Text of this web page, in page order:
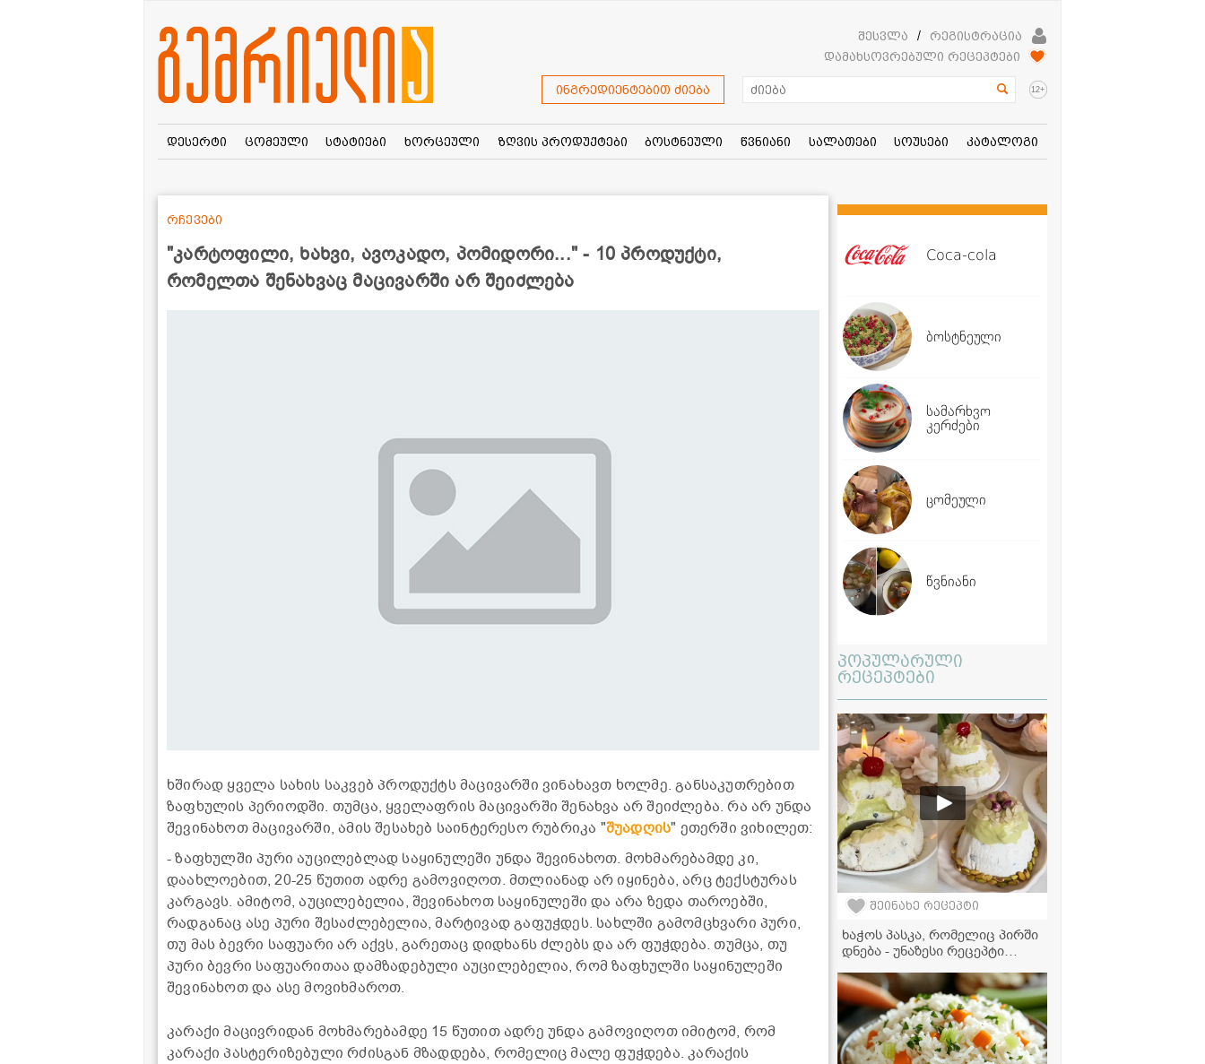
შესვლა /
რეგისტრაცია
დამახსოვრებული რეცეპტები
ინგრედიენტებით ძიება 12+
დესერტი ცომეული სტატიები ხორცეული ზღვის პროდუქტები ბოსტნეული წვნიანი სალათები სოუსები კატალოგი
"კარტოფილი, ხახვი, ავოკადო, პომიდორი..." - 10 პროდუქტი,
რომელთა შენახვაც მაცივარში არ შეიძლება
რჩევები
ხშირად ყველა სახის საკვებ პროდუქტს მაცივარში ვინახავთ ხოლმე. განსაკუთრებით
ზაფხულის პერიოდში. თუმცა, ყველაფრის მაცივარში შენახვა არ შეიძლება. რა არ უნდა
შევინახოთ მაცივარში, ამის შესახებ საინტერესო რუბრიკა "შუადღის" ეთერში ვიხილეთ:
- ზაფხულში პური აუცილებლად საყინულეში უნდა შევინახოთ. მოხმარებამდე კი,
დაახლოებით, 20-25 წუთით ადრე გამოვიღოთ. მთლიანად არ იყინება, არც ტექსტურას
კარგავს. ამიტომ, აუცილებელია, შევინახოთ საყინულეში და არა ზედა თაროებში,
რადგანაც ასე პური შესაძლებელია, მარტივად გაფუჭდეს. სახლში გამომცხვარი პური,
თუ მას ბევრი საფუარი არ აქვს, გარეთაც დიდხანს ძლებს და არ ფუჭდება. თუმცა, თუ
პური ბევრი საფუარითაა დამზადებული აუცილებელია, რომ ზაფხულში საყინულეში
შევინახოთ და ასე მოვიხმაროთ.
კარაქი მაცივრიდან მოხმარებამდე 15 წუთით ადრე უნდა გამოვიღოთ იმიტომ, რომ
კარაქი პასტერიზებული რძისგან მზადდება, რომელიც მალე ფუჭდება. კარაქის
Coca-cola
ბოსტნეული
სამარხვო
კერძები
ცომეული
წვნიანი
პოპულარული
რეცეპტები
შეინახე რეცეპტი
ხაჭოს პასკა, რომელიც პირში
დნება - უნაზესი რეცეპტი